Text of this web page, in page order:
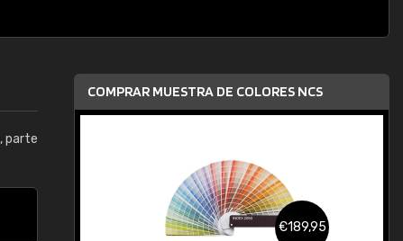
, parte
COMPRAR MUESTRA DE COLORES NCS
€189,95